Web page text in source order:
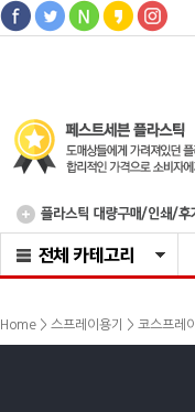
Home > 스프레이용기 > 코스프레이